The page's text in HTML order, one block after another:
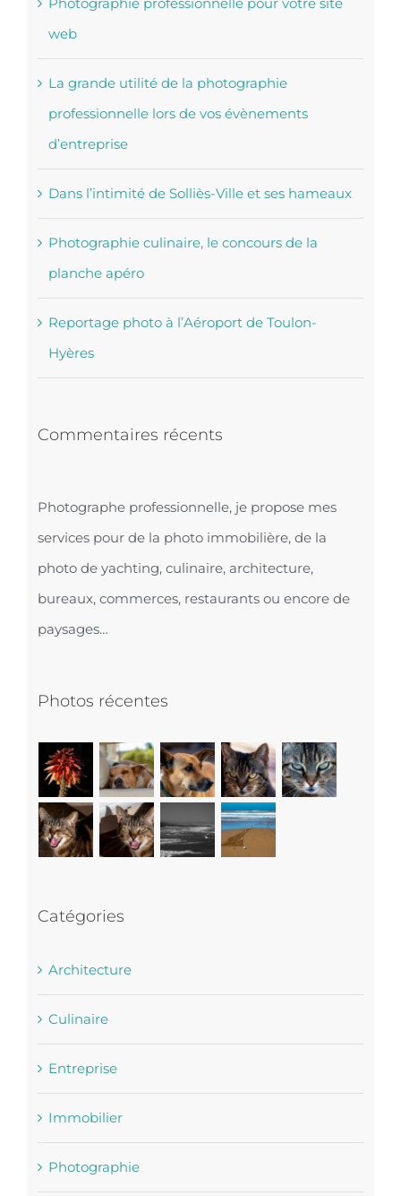
Photographie professionnelle pour votre site
web
La grande utilité de la photographie
professionnelle lors de vos évènements
d’entreprise
Dans l’intimité de Solliès-Ville et ses hameaux
Photographie culinaire, le concours de la
planche apéro
Reportage photo à l’Aéroport de Toulon-
Hyères
Commentaires récents
Photographe professionnelle, je propose mes
services pour de la photo immobilière, de la
photo de yachting, culinaire, architecture,
bureaux, commerces, restaurants ou encore de
paysages…
Photos récentes
Catégories
Architecture
Culinaire
Entreprise
Immobilier
Photographie